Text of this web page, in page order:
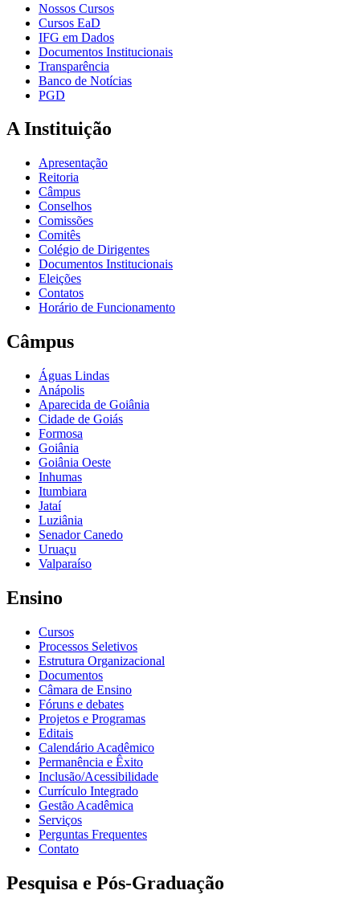
Nossos Cursos
Cursos EaD
IFG em Dados
Documentos Institucionais
Transparência
Banco de Notícias
PGD
A Instituição
Apresentação
Reitoria
Câmpus
Conselhos
Comissões
Comitês
Colégio de Dirigentes
Documentos Institucionais
Eleições
Contatos
Horário de Funcionamento
Câmpus
Águas Lindas
Anápolis
Aparecida de Goiânia
Cidade de Goiás
Formosa
Goiânia
Goiânia Oeste
Inhumas
Itumbiara
Jataí
Luziânia
Senador Canedo
Uruaçu
Valparaíso
Ensino
Cursos
Processos Seletivos
Estrutura Organizacional
Documentos
Câmara de Ensino
Fóruns e debates
Projetos e Programas
Editais
Calendário Acadêmico
Permanência e Êxito
Inclusão/Acessibilidade
Currículo Integrado
Gestão Acadêmica
Serviços
Perguntas Frequentes
Contato
Pesquisa e Pós-Graduação